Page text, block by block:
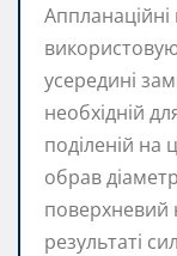
усередині
необхідній
поділеній
обрав
поверхневий
результаті